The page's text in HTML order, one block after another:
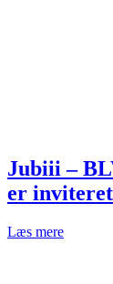
Jubiii –
er inviteret
Læs mere